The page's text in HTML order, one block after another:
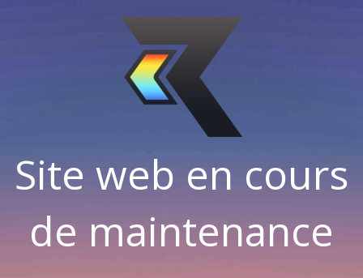
Site web en cours
de maintenance